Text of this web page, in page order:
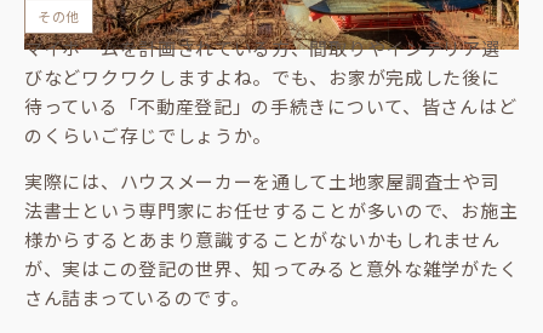
その他
マイホームを計画されている方、間取りやインテリア選
びなどワクワクしますよね。でも、お家が完成した後に
待っている「不動産登記」の手続きについて、皆さんはど
のくらいご存じでしょうか。
実際には、ハウスメーカーを通して土地家屋調査士や司
法書士という専門家にお任せすることが多いので、お施主
様からするとあまり意識することがないかもしれません
が、実はこの登記の世界、知ってみると意外な雑学がたく
さん詰まっているのです。